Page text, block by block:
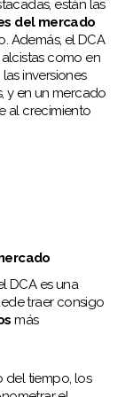
están las
del mercado
Además, el DCA
como en
inversiones
y en un mercado
al crecimiento
DCA es una
traer consigo
más
del tiempo, los